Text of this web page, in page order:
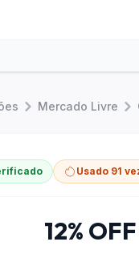
Mercado Livre
Usado 91
12%